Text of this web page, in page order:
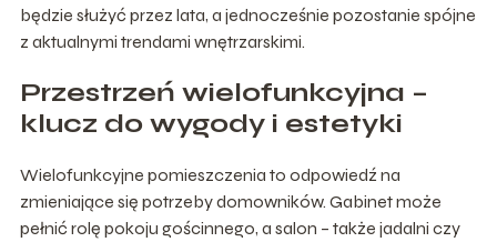
będzie służyć przez lata, a jednocześnie pozostanie spójne
z aktualnymi trendami wnętrzarskimi.
Przestrzeń wielofunkcyjna –
klucz do wygody i estetyki
Wielofunkcyjne pomieszczenia to odpowiedź na
zmieniające się potrzeby domowników. Gabinet może
pełnić rolę pokoju gościnnego, a salon – także jadalni czy